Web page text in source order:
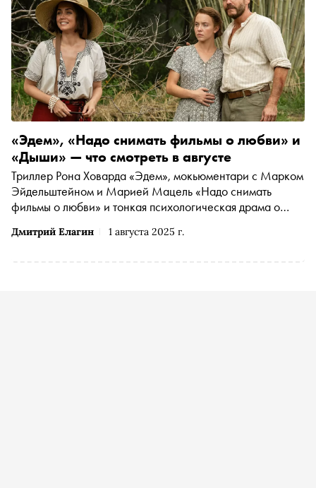
японского Светланы Торы
Дмитрий Елагин 1 августа 2025 г.
«Эдем», «Надо снимать фильмы о любви» и
«Дыши» — что смотреть в августе
Триллер Рона Ховарда «Эдем», мокьюментари с Марком
Эйдельштейном и Марией Мацель «Надо снимать
фильмы о любви» и тонкая психологическая драма о
интересные фильмы и сериалы конца лета